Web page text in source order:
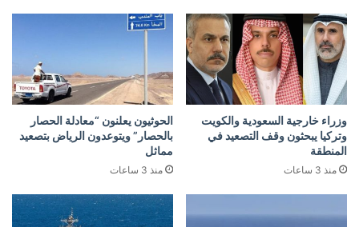
وزراء خارجية السعودية والكويت
وتركيا يبحثون وقف التصعيد في
المنطقة
منذ 3 ساعات
الحوثيون يعلنون “معادلة الحصار
بالحصار” ويتوعدون الرياض بتصعيد
مماثل
منذ 3 ساعات